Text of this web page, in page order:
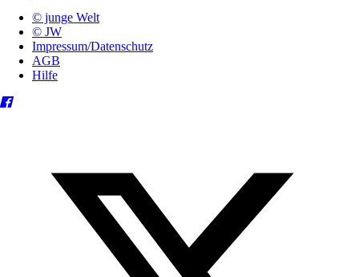
© junge Welt
© JW
Impressum/Datenschutz
AGB
Hilfe